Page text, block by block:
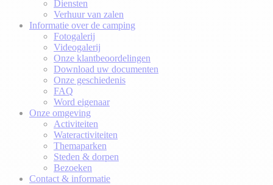
Diensten
Verhuur van zalen
Informatie over de camping
Fotogalerij
Videogalerij
Onze klantbeoordelingen
Download uw documenten
Onze geschiedenis
FAQ
Word eigenaar
Onze omgeving
Activiteiten
Wateractiviteiten
Themaparken
Steden & dorpen
Bezoeken
Contact & informatie